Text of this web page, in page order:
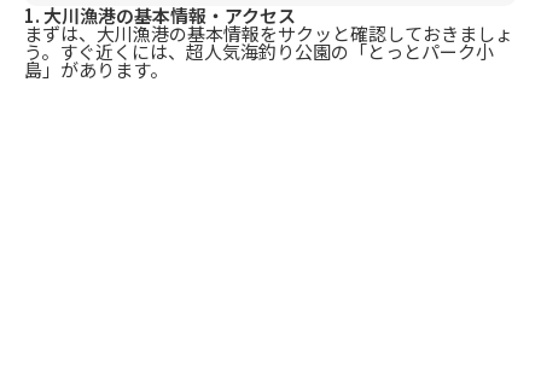
1. 大川漁港の基本情報・アクセス
まずは、大川漁港の基本情報をサクッと確認しておきましょ
う。すぐ近くには、超人気海釣り公園の「とっとパーク小
島」があります。